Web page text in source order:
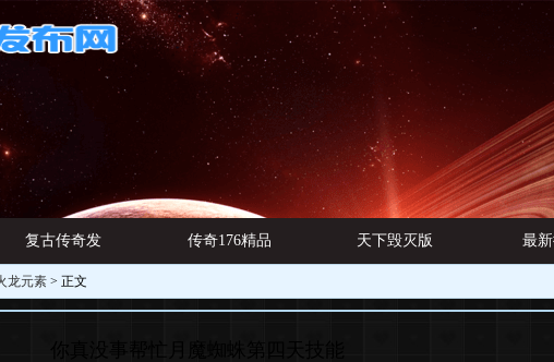
复古传奇发
布网
传奇176精品 天下毁灭版 最
龙元素 > 正文
你真没事帮忙月魔蜘蛛第四天技能